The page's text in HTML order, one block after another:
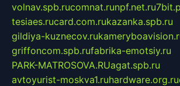
volnav.spb.rucomnat.runpf.net.ru
tesiaes.rucard.com.rukazanka.spb.ru
gildiya-kuznecov.ru
griffoncom.spb.rufabrika-emotsiy.ru
PARK-MATROSOVA.RUagat.spb.ru
avtoyurist-moskva1.ruhardware.org.ru